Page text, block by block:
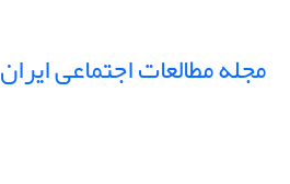
مجله مطالعات اجتماعی ایران